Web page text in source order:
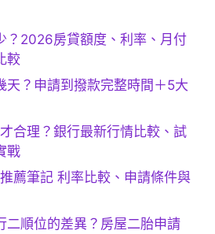
？2026房貸額度、利率、月付
較
天？申請到撥款完整時間＋5大
合理？銀行最新行情比較、試
戰
薦筆記 利率比較、申請條件與
二順位的差異？房屋二胎申請